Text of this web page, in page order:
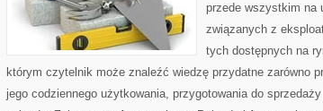
przede wszystkim na
związanych z
tych dostępnych na
którym czytelnik może znaleźć wiedzę przydatne zarówno
jego codziennego użytkowania, przygotowania do